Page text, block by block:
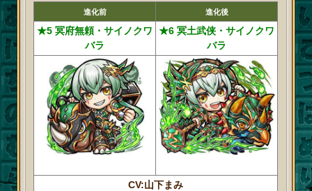
進化前 進化後
★5 冥府無頼・サイノクワ
バラ
★6 冥土武侠・サイノクワ
バラ
CV:山下まみ